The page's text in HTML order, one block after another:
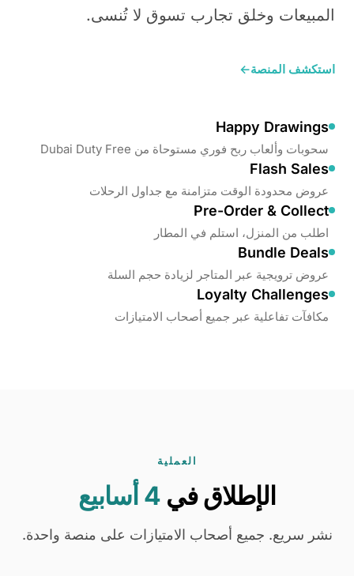
المبيعات وخلق تجارب تسوق لا تُنسى.
استكشف المنصة←
Happy Drawings
سحوبات وألعاب ربح فوري مستوحاة من Dubai Duty Free
Flash Sales
عروض محدودة الوقت متزامنة مع جداول الرحلات
Pre-Order & Collect
اطلب من المنزل، استلم في المطار
Bundle Deals
عروض ترويجية عبر المتاجر لزيادة حجم السلة
Loyalty Challenges
مكافآت تفاعلية عبر جميع أصحاب الامتيازات
العملية
الإطلاق في 4 أسابيع
نشر سريع. جميع أصحاب الامتيازات على منصة واحدة.